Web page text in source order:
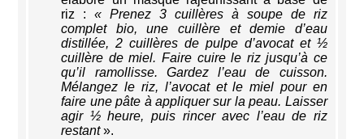
riz :« Prenez 3 cuillères à soupe de riz
complet bio, une cuillère et demie d’eau
distillée, 2 cuillères de pulpe d’avocat et ½
cuillère de miel. Faire cuire le riz jusqu’à ce
qu’il ramollisse. Gardez l’eau de cuisson.
Mélangez le riz, l’avocat et le miel pour en
faire une pâte à appliquer sur la peau. Laisser
agir ½ heure, puis rincer avec l’eau de riz
restant».